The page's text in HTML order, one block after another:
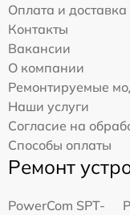
Оплата и доставка
Контакты
Вакансии
О компании
Ремонтируемые
Наши услуги
Согласие на
Способы оплаты
Ремонт
PowerCom SPT-